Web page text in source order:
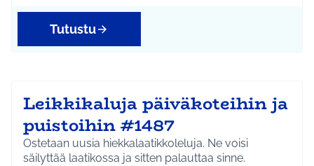
Tutustu
Leikkikaluja päiväkoteihin ja
puistoihin #1487
Ostetaan uusia hiekkalaatikkoleluja. Ne voisi
säilyttää laatikossa ja sitten palauttaa sinne.